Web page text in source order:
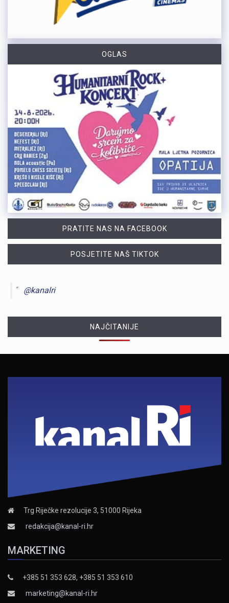
OGLAS
PRATITE NAS NA FACEBOOK
POSJETITE NAŠ TIKTOK
@kanalri
NAJČITANIJE
Trg Riječke rezolucije 3, 51000 Rijeka
redakcija@kanal-ri.hr
MARKETING
+385 51 353 628, +385 51 353 610
marketing@kanal-ri.hr